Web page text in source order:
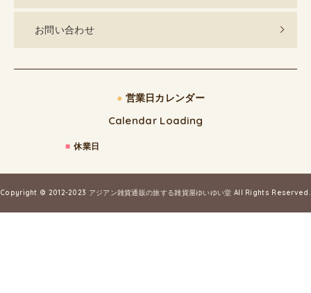
お問い合わせ
● 営業日カレンダー
Calendar Loading
■ 休業日
Copyright © 2012-2023 アジアン雑貨通販の旅する雑貨屋ゆいゆい堂 All Rights Reserved.